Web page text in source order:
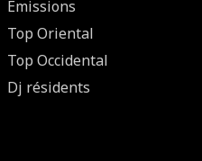
Emissions
Top Oriental
Top Occidental
Dj résidents